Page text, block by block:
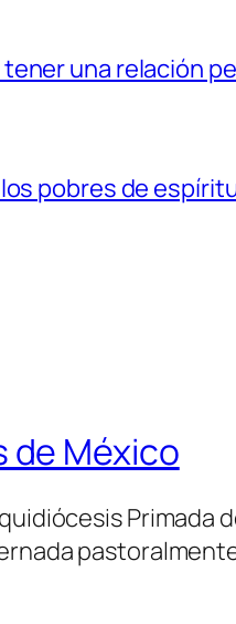
una relación
pobres de
de México
Primada